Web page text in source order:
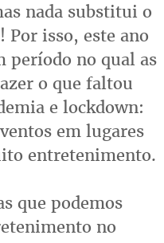
nada substitui o
Por isso, este ano
período no qual as
o que faltou
e lockdown:
em lugares
entretenimento.
que podemos
no